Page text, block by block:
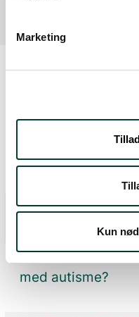
Marketing
Kun
Oplysninger
Er der støj på
motorveje,
Findes en
Findes en
med autisme?